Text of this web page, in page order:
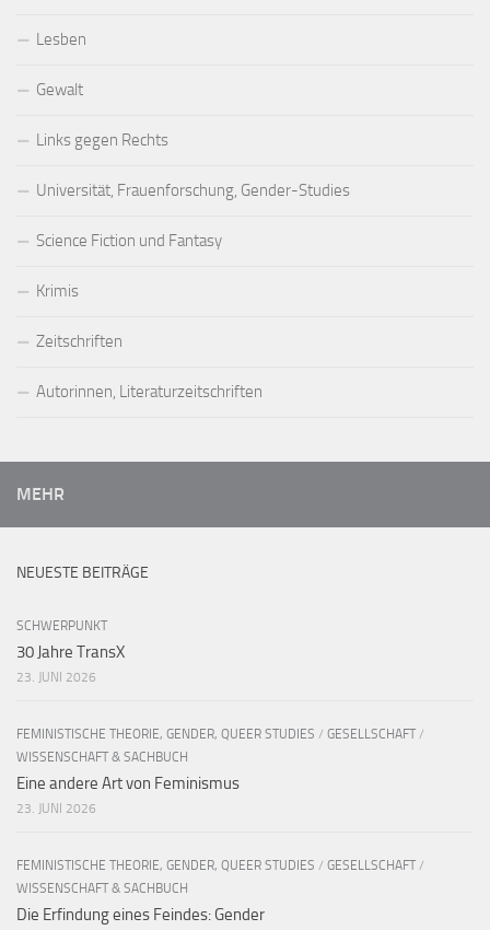
Lesben
Gewalt
Links gegen Rechts
Universität, Frauenforschung, Gender-Studies
Science Fiction und Fantasy
Krimis
Zeitschriften
Autorinnen, Literaturzeitschriften
MEHR
NEUESTE BEITRÄGE
SCHWERPUNKT
30 Jahre TransX
23. JUNI 2026
FEMINISTISCHE THEORIE, GENDER, QUEER STUDIES / GESELLSCHAFT /
WISSENSCHAFT & SACHBUCH
Eine andere Art von Feminismus
23. JUNI 2026
FEMINISTISCHE THEORIE, GENDER, QUEER STUDIES / GESELLSCHAFT /
WISSENSCHAFT & SACHBUCH
Die Erfindung eines Feindes: Gender